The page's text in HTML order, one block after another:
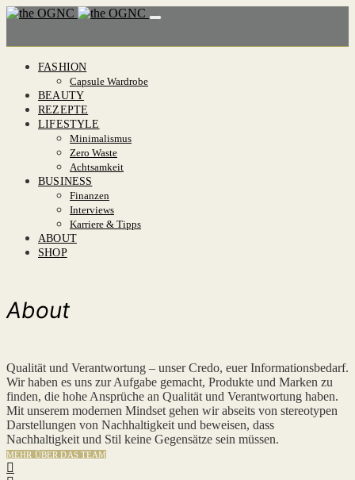
FASHION
Capsule Wardrobe
BEAUTY
REZEPTE
LIFESTYLE
Minimalismus
Zero Waste
Achtsamkeit
BUSINESS
Finanzen
Interviews
Karriere & Tipps
ABOUT
SHOP
About
Qualität und Verantwortung – unser Credo, euer Informationsbedarf.
Wir haben es uns zur Aufgabe gemacht, Produkte und Marken zu
finden, die hohe Ansprüche an Qualität und Verantwortung haben.
Mit unserem modernen Mindset gehen wir abseits von stereotypen
Darstellungen von Nachhaltigkeit und beweisen, dass
Nachhaltigkeit und Stil keine Gegensätze sein müssen.
MEHR ÜBER DAS TEAM